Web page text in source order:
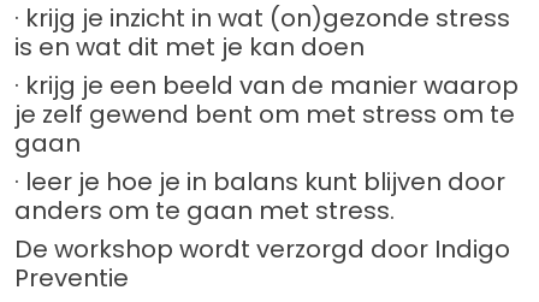
· krijg je inzicht in wat (on)gezonde stress
is en wat dit met je kan doen
· krijg je een beeld van de manier waarop
je zelf gewend bent om met stress om te
gaan
· leer je hoe je in balans kunt blijven door
anders om te gaan met stress.
De workshop wordt verzorgd door Indigo
Preventie